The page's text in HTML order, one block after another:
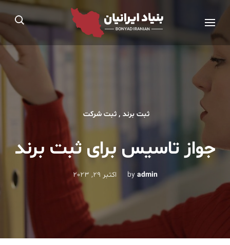
بنیاد ایرانیان®
مجوز رسمی از اداره کار، تعاون و رفاه اجتماعی
ثبت برند , ثبت شرکت
جواز تاسیس برای ثبت برند
byadmin اکتبر 29, 2023